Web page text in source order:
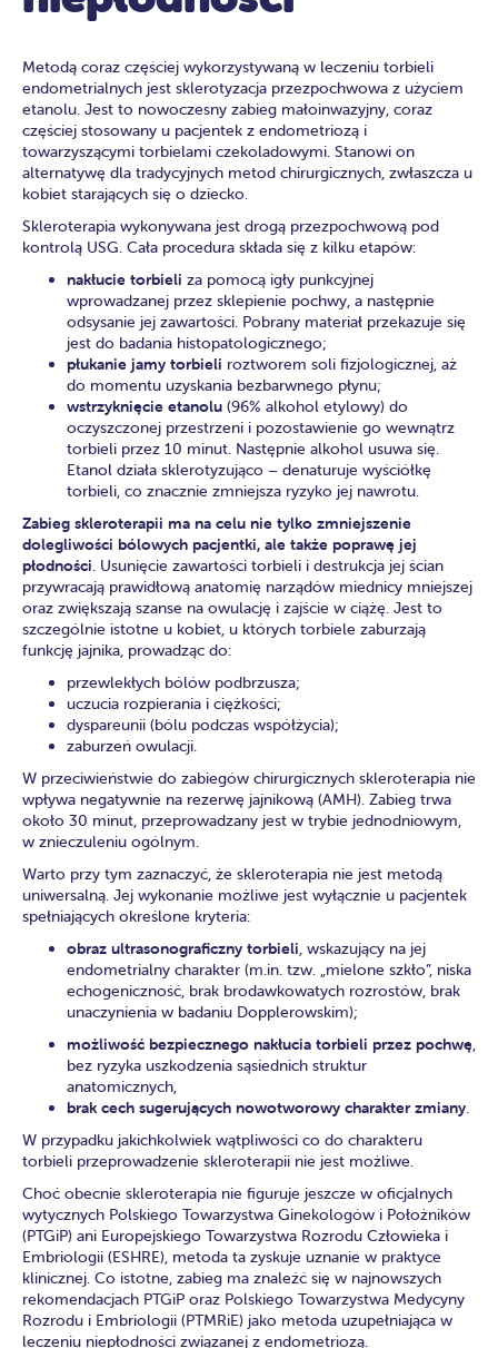
Metodą coraz częściej wykorzystywaną w leczeniu torbieli
endometrialnych jest sklerotyzacja przezpochwowa z użyciem
etanolu. Jest to nowoczesny zabieg małoinwazyjny, coraz
częściej stosowany u pacjentek z endometriozą i
towarzyszącymi torbielami czekoladowymi. Stanowi on
alternatywę dla tradycyjnych metod chirurgicznych, zwłaszcza u
kobiet starających się o dziecko.
Skleroterapia wykonywana jest drogą przezpochwową pod
kontrolą USG. Cała procedura składa się z kilku etapów:
nakłucie torbieli za pomocą igły punkcyjnej
wprowadzanej przez sklepienie pochwy, a następnie
odsysanie jej zawartości. Pobrany materiał przekazuje się
jest do badania histopatologicznego;
płukanie jamy torbieli roztworem soli fizjologicznej, aż
do momentu uzyskania bezbarwnego płynu;
wstrzyknięcie etanolu (96% alkohol etylowy) do
oczyszczonej przestrzeni i pozostawienie go wewnątrz
torbieli przez 10 minut. Następnie alkohol usuwa się.
Etanol działa sklerotyzująco – denaturuje wyściółkę
torbieli, co znacznie zmniejsza ryzyko jej nawrotu.
Zabieg skleroterapii ma na celu nie tylko zmniejszenie
dolegliwości bólowych pacjentki, ale także poprawę jej
płodności. Usunięcie zawartości torbieli i destrukcja jej ścian
przywracają prawidłową anatomię narządów miednicy mniejszej
oraz zwiększają szanse na owulację i zajście w ciążę. Jest to
szczególnie istotne u kobiet, u których torbiele zaburzają
funkcję jajnika, prowadząc do:
przewlekłych bólów podbrzusza;
uczucia rozpierania i ciężkości;
dyspareunii (bólu podczas współżycia);
zaburzeń owulacji.
W przeciwieństwie do zabiegów chirurgicznych skleroterapia nie
wpływa negatywnie na rezerwę jajnikową (AMH). Zabieg trwa
około 30 minut, przeprowadzany jest w trybie jednodniowym,
w znieczuleniu ogólnym.
Warto przy tym zaznaczyć, że skleroterapia nie jest metodą
uniwersalną. Jej wykonanie możliwe jest wyłącznie u pacjentek
spełniających określone kryteria:
obraz ultrasonograficzny torbieli, wskazujący na jej
endometrialny charakter (m.in. tzw. „mielone szkło”, niska
echogeniczność, brak brodawkowatych rozrostów, brak
unaczynienia w badaniu Dopplerowskim);
możliwość bezpiecznego nakłucia torbieli przez pochwę,
bez ryzyka uszkodzenia sąsiednich struktur
anatomicznych,
brak cech sugerujących nowotworowy charakter zmiany.
W przypadku jakichkolwiek wątpliwości co do charakteru
torbieli przeprowadzenie skleroterapii nie jest możliwe.
Choć obecnie skleroterapia nie figuruje jeszcze w oficjalnych
wytycznych Polskiego Towarzystwa Ginekologów i Położników
(PTGiP) ani Europejskiego Towarzystwa Rozrodu Człowieka i
Embriologii (ESHRE), metoda ta zyskuje uznanie w praktyce
klinicznej. Co istotne, zabieg ma znaleźć się w najnowszych
rekomendacjach PTGiP oraz Polskiego Towarzystwa Medycyny
Rozrodu i Embriologii (PTMRiE) jako metoda uzupełniająca w
leczeniu niepłodności związanej z endometriozą.